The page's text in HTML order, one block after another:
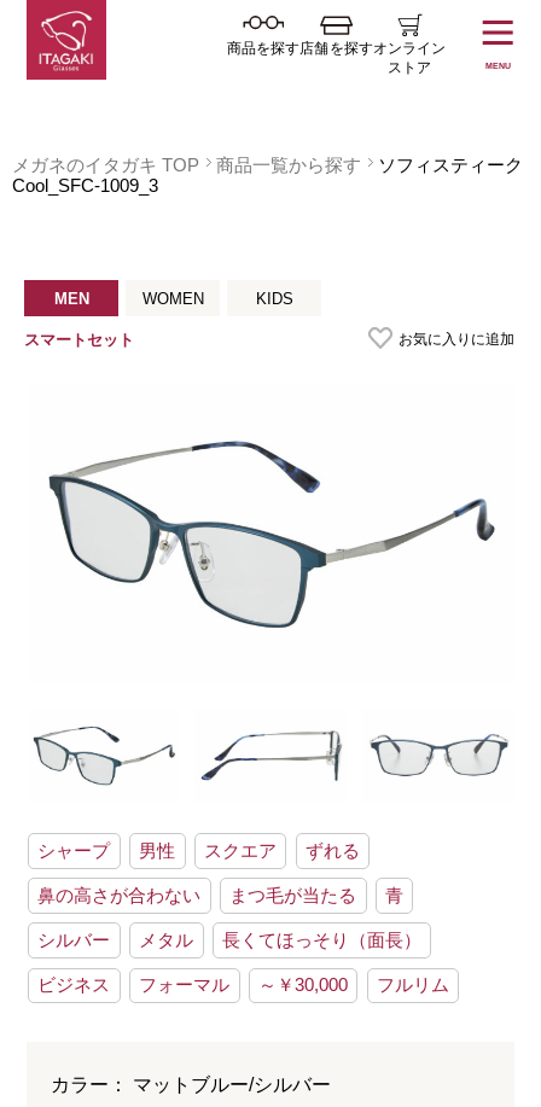
商品を探す店舗を探すオンライン
ストア
MENU
メガネのイタガキ TOP 商品一覧から探す
ソフィスティーク
Cool_SFC-1009_3
MEN WOMEN KIDS
スマートセット お気に入りに追加
シャープ 男性 スクエア ずれる
鼻の高さが合わない まつ毛が当たる 青
シルバー メタル 長くてほっそり（面長）
ビジネス フォーマル ～￥30,000 フルリム
カラー： マットブルー/シルバー